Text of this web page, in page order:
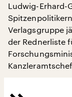
Ludwig-Erhard-
Verlagsgruppe
der Rednerliste